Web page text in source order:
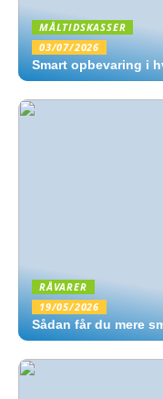
MÅLTIDSKASSER
03/07/2026
Smart opbevaring i
RÅVARER
19/05/2026
Sådan får du mere